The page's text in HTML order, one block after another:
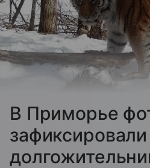
В Приморье